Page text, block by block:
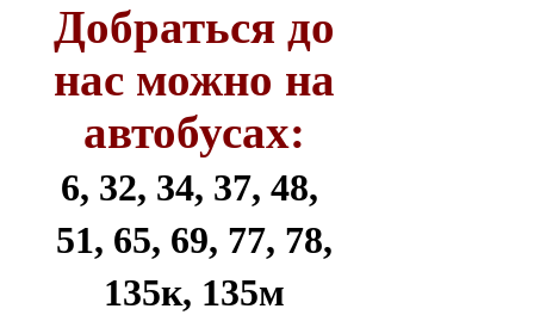
Добраться до
нас можно на
автобусах:
6, 32, 34, 37, 48,
51, 65, 69, 77, 78,
135к, 135м